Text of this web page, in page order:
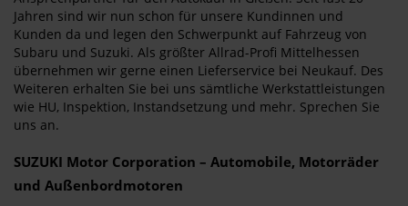
Jahren sind wir nun schon für unsere Kundinnen und
Kunden da und legen den Schwerpunkt auf Fahrzeug von
Subaru und Suzuki. Als größter Allrad-Profi Mittelhessen
übernehmen wir gerne einen Lieferservice bei Neukauf. Des
Weiteren erhalten Sie bei uns sämtliche Werkstattleistungen
wie HU, Inspektion, Instandsetzung und mehr. Sprechen Sie
uns an.
SUZUKI Motor Corporation – Automobile, Motorräder
und Außenbordmotoren